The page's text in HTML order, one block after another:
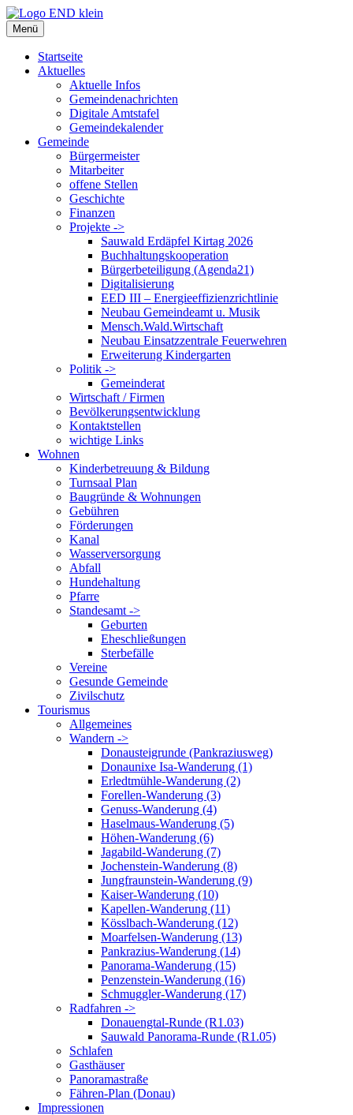
Zum
Inhalt
springen
Menü
Startseite
Aktuelles
Aktuelle Infos
Gemeindenachrichten
Digitale Amtstafel
Gemeindekalender
Gemeinde
Bürgermeister
Mitarbeiter
offene Stellen
Geschichte
Finanzen
Projekte ->
Sauwald Erdäpfel Kirtag 2026
Buchhaltungskooperation
Bürgerbeteiligung (Agenda21)
Digitalisierung
EED III – Energieeffizienzrichtlinie
Neubau Gemeindeamt u. Musik
Mensch.Wald.Wirtschaft
Neubau Einsatzzentrale Feuerwehren
Erweiterung Kindergarten
Politik ->
Gemeinderat
Wirtschaft / Firmen
Bevölkerungsentwicklung
Kontaktstellen
wichtige Links
Wohnen
Kinderbetreuung & Bildung
Turnsaal Plan
Baugründe & Wohnungen
Gebühren
Förderungen
Kanal
Wasserversorgung
Abfall
Hundehaltung
Pfarre
Standesamt ->
Geburten
Eheschließungen
Sterbefälle
Vereine
Gesunde Gemeinde
Zivilschutz
Tourismus
Allgemeines
Wandern ->
Donausteigrunde (Pankraziusweg)
Donaunixe Isa-Wanderung (1)
Erledtmühle-Wanderung (2)
Forellen-Wanderung (3)
Genuss-Wanderung (4)
Haselmaus-Wanderung (5)
Höhen-Wanderung (6)
Jagabild-Wanderung (7)
Jochenstein-Wanderung (8)
Jungfraunstein-Wanderung (9)
Kaiser-Wanderung (10)
Kapellen-Wanderung (11)
Kösslbach-Wanderung (12)
Moarfelsen-Wanderung (13)
Pankrazius-Wanderung (14)
Panorama-Wanderung (15)
Penzenstein-Wanderung (16)
Schmuggler-Wanderung (17)
Radfahren ->
Donauengtal-Runde (R1.03)
Sauwald Panorama-Runde (R1.05)
Schlafen
Gasthäuser
Panoramastraße
Fähren-Plan (Donau)
Impressionen